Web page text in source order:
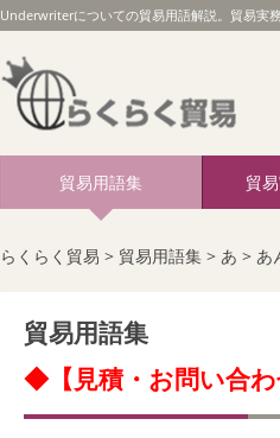
Underwriterについての貿易用語解説。貿易実
貿易用語集 貿
らくらく貿易 > 貿易用語集> あ > あ
貿易用語集
◆【見積・お問い合